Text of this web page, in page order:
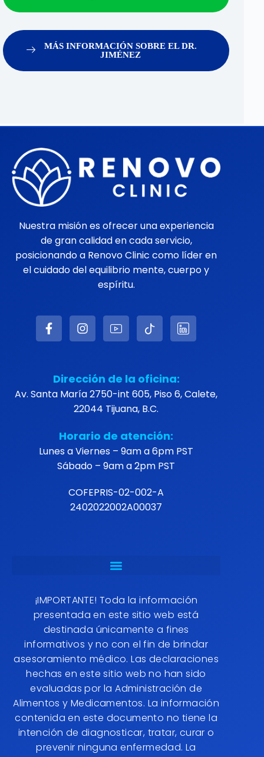
MÁS INFORMACIÓN SOBRE EL DR.
JIMÉNEZ
Nuestra misión es ofrecer una experiencia
de gran calidad en cada servicio,
posicionando a Renovo Clinic como líder en
el cuidado del equilibrio mente, cuerpo y
espíritu.
Dirección de la oficina:
Av. Santa María 2750-int 605, Piso 6, Calete,
22044 Tijuana, B.C.
Horario de atención:
Lunes a Viernes – 9am a 6pm PST
Sábado – 9am a 2pm PST
COFEPRIS-02-002-A
2402022002A00037
¡IMPORTANTE! Toda la información
presentada en este sitio web está
destinada únicamente a fines
informativos y no con el fin de brindar
asesoramiento médico. Las declaraciones
hechas en este sitio web no han sido
evaluadas por la Administración de
Alimentos y Medicamentos. La información
contenida en este documento no tiene la
intención de diagnosticar, tratar, curar o
prevenir ninguna enfermedad. La